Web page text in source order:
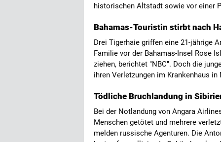
historischen Altstadt sowie vor einer
Bahamas-Touristin stirbt nach
Drei Tigerhaie griffen eine 21-jährige
Familie vor der Bahamas-Insel Rose
ziehen, berichtet "NBC". Doch die
ihren Verletzungen im Krankenhaus
Tödliche Bruchlandung in
Bei der Notlandung von Angara
Menschen getötet und mehrere
melden russische Agenturen. Die